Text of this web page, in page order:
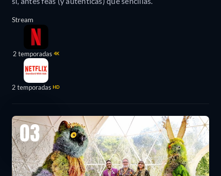
Stream
2 temporadas 4K
2 temporadas HD
03